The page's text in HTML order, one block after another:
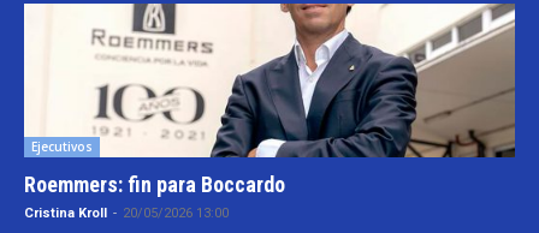
Ejecutivos
Roemmers: fin para Boccardo
Cristina Kroll - 20/05/2026 13:00